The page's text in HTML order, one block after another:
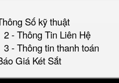
Số kỹ thuật
2 - Thông Tin Liên Hệ
3 - Thông tin thanh toán
Giá Két Sắt